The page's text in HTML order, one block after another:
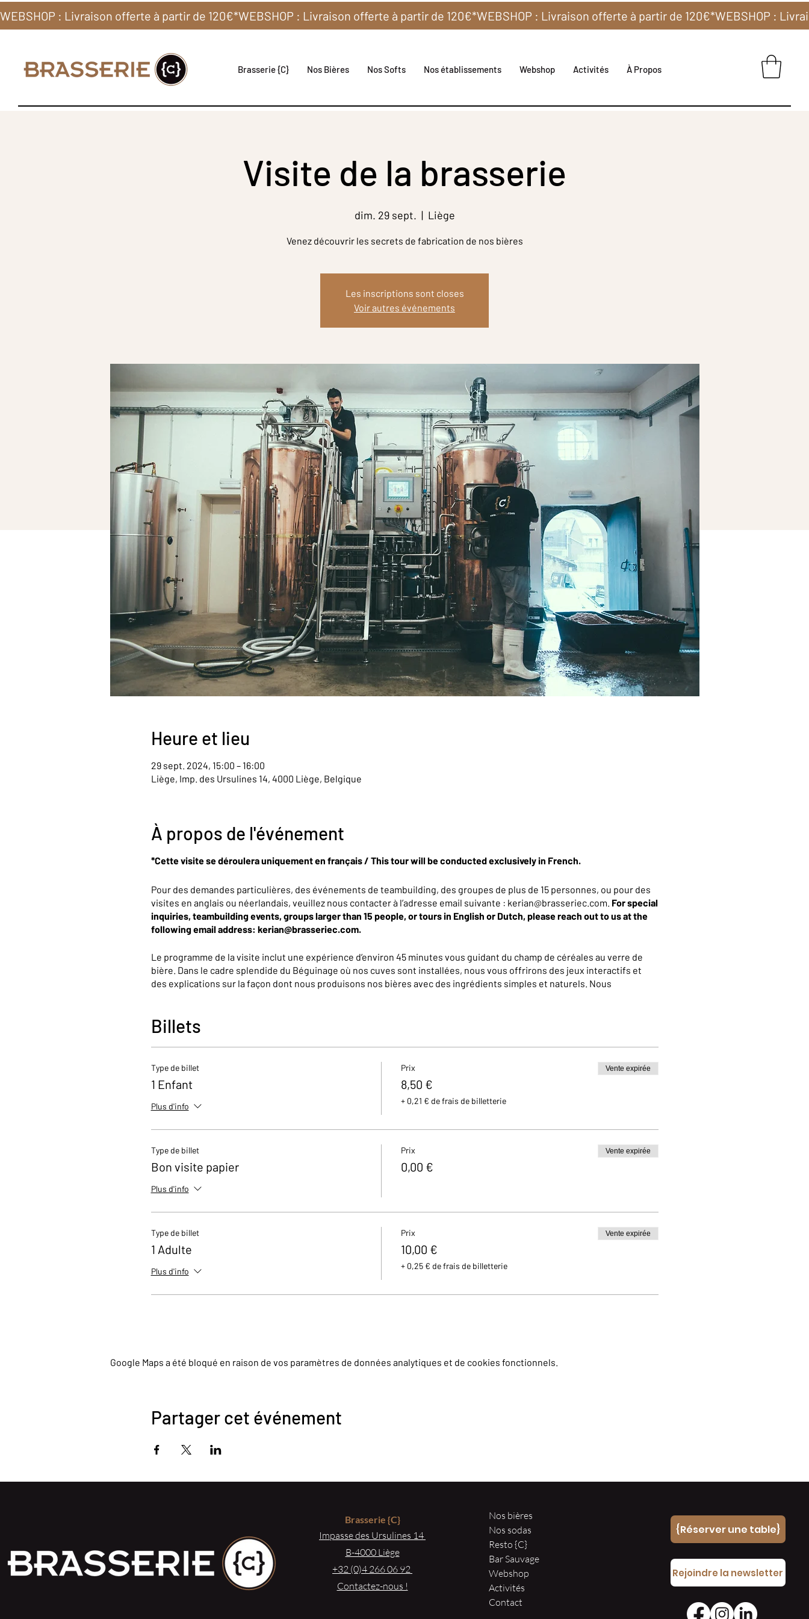
WEBSHOP : Livraison offerte à partir de 120€*
Brasserie {C} Nos Bières Nos Softs Nos établissements Webshop Activités À Propos
Visite de la brasserie
dim. 29 sept.
  |
Liège
Venez découvrir les secrets de fabrication de nos bières
Les inscriptions sont closes
Voir autres événements
Heure et lieu
29 sept. 2024, 15:00 – 16:00
Liège, Imp. des Ursulines 14, 4000 Liège, Belgique
À propos de l'événement
*Cette visite se déroulera uniquement en français / This tour will be conducted exclusively in French.
Pour des demandes particulières, des événements de teambuilding, des groupes de plus de 15 personnes, ou pour des
visites en anglais ou néerlandais, veuillez nous contacter à l’adresse email suivante : kerian@brasseriec.com. For special
inquiries, teambuilding events, groups larger than 15 people, or tours in English or Dutch, please reach out to us at the
following email address: kerian@brasseriec.com.
Le programme de la visite inclut une expérience d’environ 45 minutes vous guidant du champ de céréales au verre de
bière. Dans le cadre splendide du Béguinage où nos cuves sont installées, nous vous offrirons des jeux interactifs et
des explications sur la façon dont nous produisons nos bières avec des ingrédients simples et naturels. Nous
boutique.
Billets
Type de billet
1 Enfant
Plus d'info
Prix
8,50 €
+ 0,21 € de frais de billetterie
Vente expirée
Type de billet
Bon visite papier
Plus d'info
Prix
0,00 €
Vente expirée
Type de billet
1 Adulte
Plus d'info
Prix
10,00 €
+ 0,25 € de frais de billetterie
Vente expirée
Google Maps a été bloqué en raison de vos paramètres de données analytiques et de cookies fonctionnels.
Partager cet événement
Brasserie{C}
Impasse des Ursulines 14
B-4000 Liège
+32 (0)4 266 06 92
Contactez-nous !
Nos bières
Nos sodas
Resto {C}
Bar Sauvage
Webshop
Activités
Contact
{Réserver une table}
Rejoindre la newsletter